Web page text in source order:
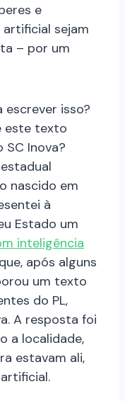
e
sejam
– por um
escrever isso?
este texto
SC Inova?
nascido em
à
Estado um
inteligência
após alguns
um texto
do PL,
A resposta foi
a localidade,
estavam ali,